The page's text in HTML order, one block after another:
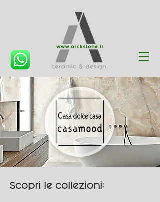
Scopri le collezioni: